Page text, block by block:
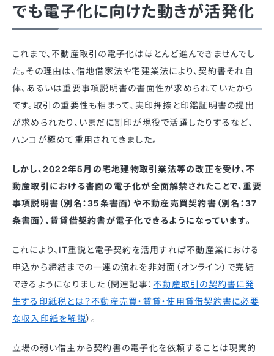
でも電子化に向けた動きが活発化
これまで、不動産取引の電子化はほとんど進んできませんでし
た。その理由は、借地借家法や宅建業法により、契約書それ自
体、あるいは重要事項説明書の書面性が求められていたから
です。取引の重要性も相まって、実印押捺と印鑑証明書の提出
が求められたり、いまだに割印が現役で活躍したりするなど、
ハンコが極めて重用されてきました。
しかし、2022年5月の宅地建物取引業法等の改正を受け、不
動産取引における書面の電子化が全面解禁されたことで、重要
事項説明書（別名：35条書面）や不動産売買契約書（別名：37
条書面）、賃貸借契約書が電子化できるようになっています。
これにより、IT重説と電子契約を活用すれば不動産業における
申込から締結までの一連の流れを非対面（オンライン）で完結
できるようになりました（関連記事：不動産取引の契約書に発
生する印紙税とは？不動産売買・賃貸・使用貸借契約書に必要
な収入印紙を解説）。
立場の弱い借主から契約書の電子化を依頼することは現実的